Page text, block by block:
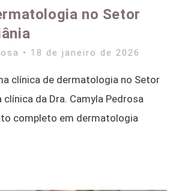
no Setor
18 de janeiro de 2026
clínica de dermatologia no Setor
clínica da Dra. Camyla Pedrosa
completo em dermatologia